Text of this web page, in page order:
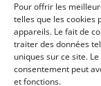
Pour offrir les
telles que les cookies
appareils. Le fait de
traiter des données
uniques sur ce site.
consentement peut
et fonctions.
Horaires